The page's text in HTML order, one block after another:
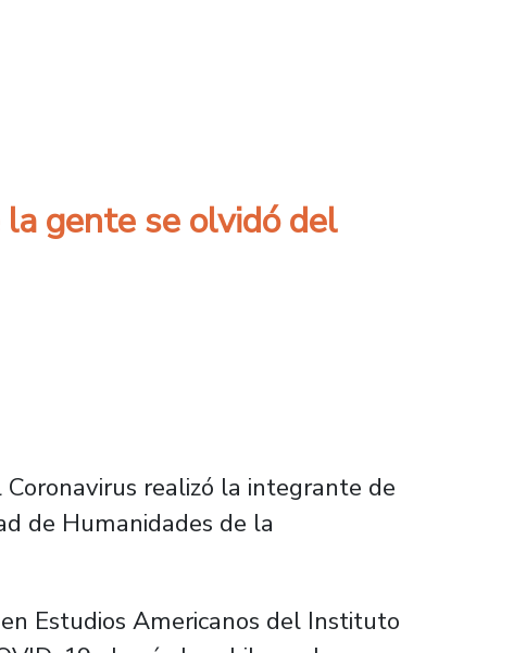
una “leve mejoría” frente al COVID-19
la gente se olvidó del
realizó la integrante de
de Humanidades de la
Estudios Americanos del Instituto